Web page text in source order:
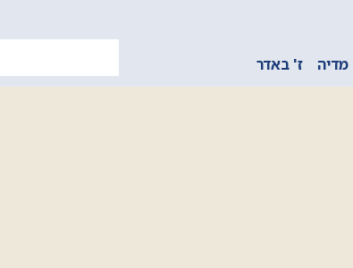
מדיה ז' באדר